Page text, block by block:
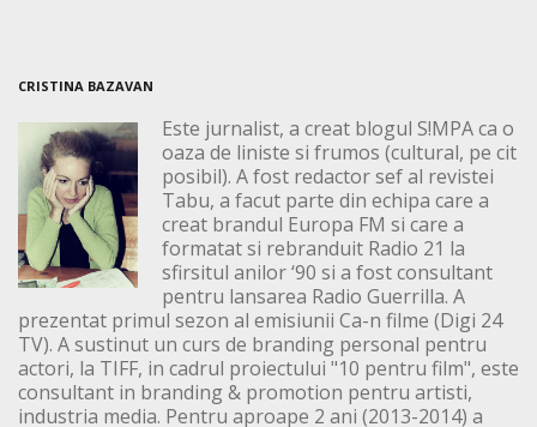
CRISTINA BAZAVAN
Este jurnalist, a creat blogul S!MPA ca o
oaza de liniste si frumos (cultural, pe cit
posibil). A fost redactor sef al revistei
Tabu, a facut parte din echipa care a
creat brandul Europa FM si care a
formatat si rebranduit Radio 21 la
sfirsitul anilor ‘90 si a fost consultant
pentru lansarea Radio Guerrilla. A
prezentat primul sezon al emisiunii Ca-n filme (Digi 24
TV). A sustinut un curs de branding personal pentru
actori, la TIFF, in cadrul proiectului "10 pentru film", este
consultant in branding & promotion pentru artisti,
industria media. Pentru aproape 2 ani (2013-2014) a